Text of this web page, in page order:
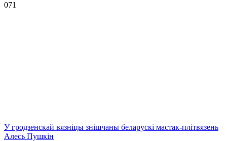
071
У гродзенскай вязніцы знішчаны беларускі мастак-плітвязень
Алесь Пушкін